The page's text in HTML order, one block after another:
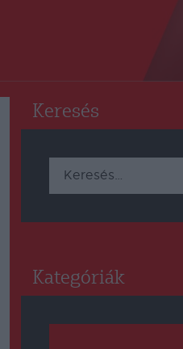
Keresés
Keresés:
Kategóriák